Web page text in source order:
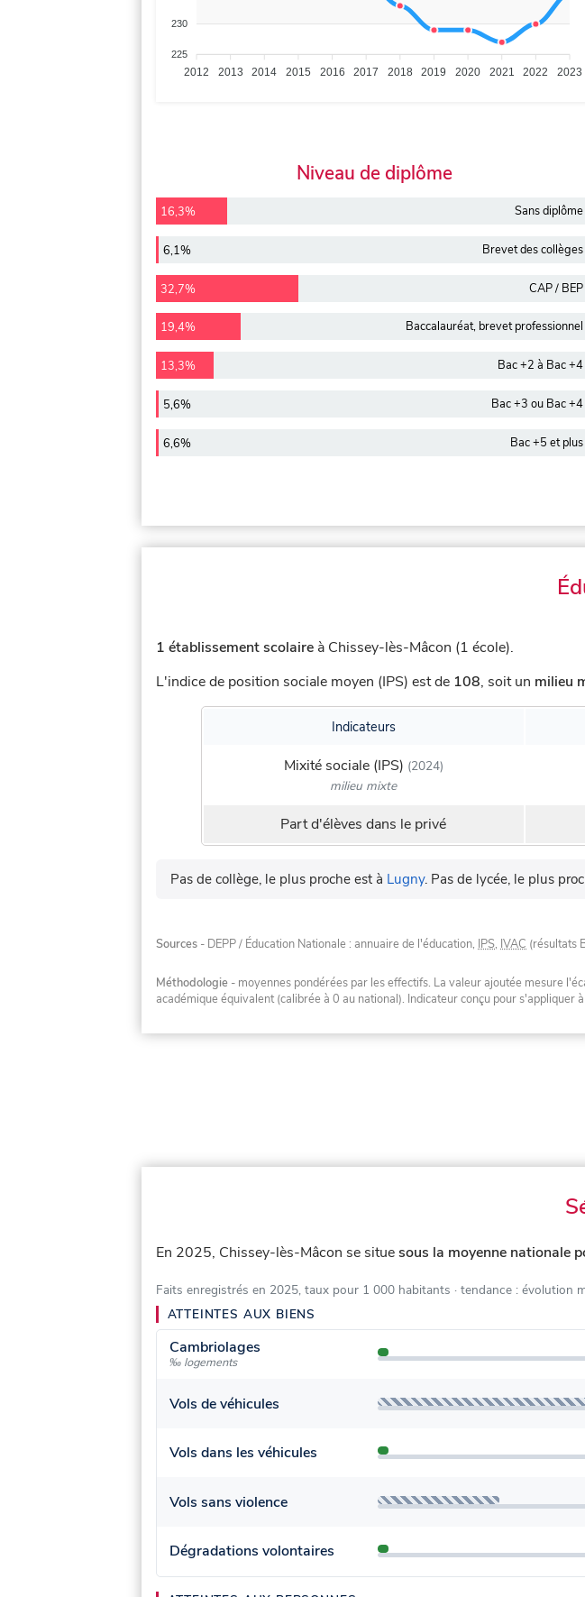
230
225
2012 2013 2014 2015 2016 2017 2018 2019 2020 2021 2022 2023
Niveau de diplôme
16,3% Sans diplôme
6,1% Brevet des collèges
32,7% CAP / BEP
19,4% Baccalauréat, brevet professionnel
13,3% Bac +2 à Bac +4
5,6% Bac +3 ou Bac +4
6,6% Bac +5 et plus
1 établissement scolaire à Chissey-lès-Mâcon (1 école).
L'indice de position sociale moyen (IPS) est de 108, soit un milieu
Indicateurs
Mixité sociale (IPS) (2024)
milieu mixte
Part d'élèves dans le privé
Pas de collège, le plus proche est à Lugny. Pas de lycée, le plus
Sources - DEPP / Éducation Nationale : annuaire de l'éducation, IPS, IVAC (résultats
Méthodologie - moyennes pondérées par les effectifs. La valeur ajoutée mesure
académique équivalent (calibrée à 0 au national). Indicateur conçu pour
En 2025, Chissey-lès-Mâcon se situesous la moyenne nationale
Faits enregistrés en 2025, taux pour 1 000 habitants · tendance : évolution
ATTEINTES AUX BIENS
Cambriolages
‰ logements
Vols de véhicules
Vols dans les véhicules
Vols sans violence
Dégradations volontaires